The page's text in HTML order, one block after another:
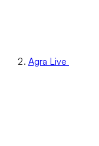
Agra Live